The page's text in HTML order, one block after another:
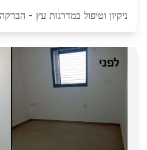
ניקיון וטיפול במדרגות עץ -